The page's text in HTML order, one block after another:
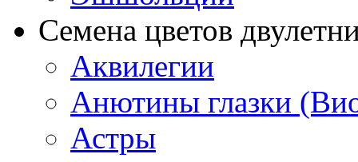
Семена цветов
Аквилегии
Анютины глазки
Астры